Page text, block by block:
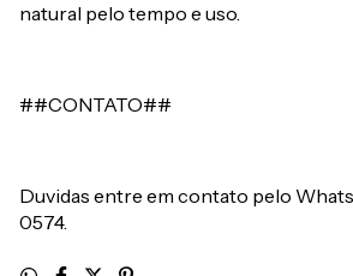
natural pelo tempo e uso.
##CONTATO##
Duvidas entre em contato pelo
0574.